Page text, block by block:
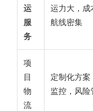
运
服
务
运力大，成
航线密集
项
目
物
流
定制化方案
监控，风险